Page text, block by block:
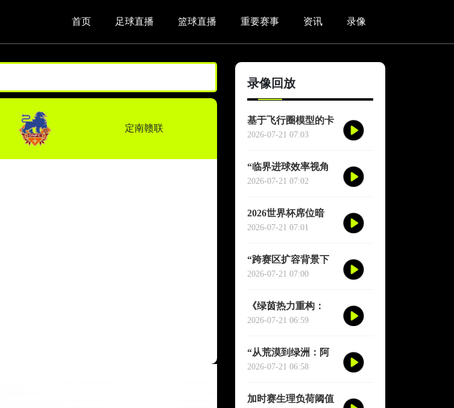
首页 足球直播 篮球直播 重要赛事 资讯 录像
定南赣联
录像回放
基于飞行圈模型的卡
塔尔世界杯赛区驻地
研究
2026-07-21 07:03
“临界进球效率视角
下的2026世界杯季军
2026-07-21 07:02
2026世界杯席位暗
战：各大洲足联的权
投票策略
2026-07-21 07:01
“跨赛区扩容背景下
种子席位的地缘分配
2026-07-21 07:00
《绿茵热力重构：
2026世界杯跑动轨迹
2026-07-21 06:59
“从荒漠到绿洲：阿
兹特克三十年生态逆
2026-07-21 06:58
加时赛生理负荷阈值